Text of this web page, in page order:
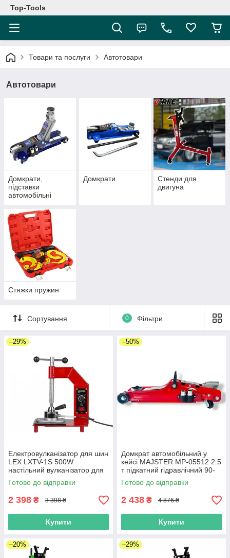
Top-Tools
Товари та послуги Автотовари
Автотовари
Домкрати,
підставки
автомобільні
Домкрати
Стенди для
двигуна
Стяжки пружин
Сортування 0 Фільтри
–29%
Електровулканізатор для шин
LEX LXTV-1S 500W
настільний вулканізатор для
камер і безкамерних шин
Готово до відправки
2 398 ₴ 3 398 ₴
Купити
–50%
Домкрат автомобільний у
кейсі MAJSTER MP-05512 2.5
т підкатний гідравлічний 90-
340 мм
Готово до відправки
2 438 ₴ 4 876 ₴
Купити
–20% –29%